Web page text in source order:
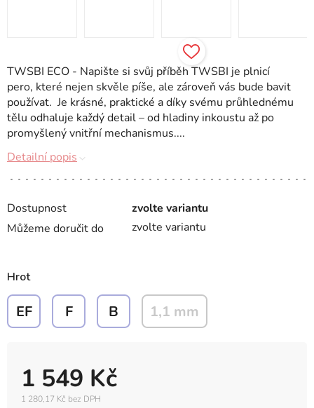
Dostupnost
zvolte variantu
Můžeme doručit do
zvolte variantu
1 549 Kč
1 280,17 Kč bez DPH
Hrot
EF F B 1,1 mm
TWSBI ECO - Napište si svůj příběh TWSBI je plnicí
pero, které nejen skvěle píše, ale zároveň vás bude bavit
používat. Je krásné, praktické a díky svému průhlednému
tělu odhaluje každý detail – od hladiny inkoustu až po
promyšlený vnitřní mechanismus....
Detailní popis